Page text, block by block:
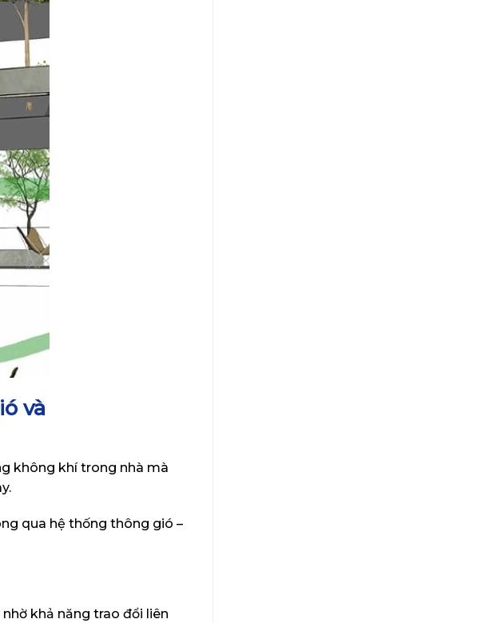
và
không khí trong nhà mà
qua hệ thống thông gió –
khả năng trao đổi liên